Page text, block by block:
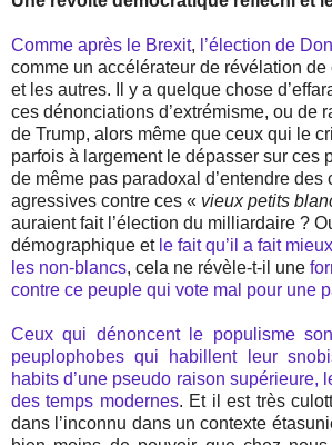
Comme après le Brexit, l’élection de
comme un accélérateur de révélation
et les autres. Il y a quelque chose
ces dénonciations d’extrémisme, ou de
de Trump, alors même que ceux qui le
parfois à largement le dépasser sur ces
de même pas paradoxal d’entendre des
agressives contre ces « vieux petits
auraient fait l’élection du milliardaire ?
démographique et le fait qu’il a fait
les non-blancs, cela ne révèle-t-il une
contre ce peuple qui vote mal pour une
Ceux qui dénoncent le populisme
peuplophobes qui habillent leur
habits d’une pseudo raison supérieure,
des temps modernes. Et il est très
dans l’inconnu dans un contexte